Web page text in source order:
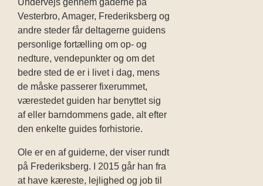
Vesterbro, Amager, Frederiksberg og
andre steder får deltagerne guidens
personlige fortælling om op- og
nedture, vendepunkter og om det
bedre sted de er i livet i dag, mens
de måske passerer fixerummet,
værestedet guiden har benyttet sig
af eller barndommens gade, alt efter
den enkelte guides forhistorie.
Ole er en af guiderne, der viser rundt
på Frederiksberg. I 2015 går han fra
at have kæreste, lejlighed og job til